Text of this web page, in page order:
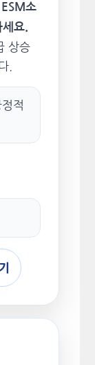
소
요.
상승
.
적